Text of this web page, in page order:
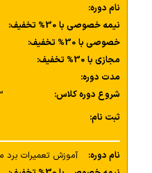
کار عملی و
کار با ابزارهای
تست برد تعمیر شده
آموزش تکنیک‌های حرفه‌ای
نام دوره:
نیمه خصوصی با 30% تخفیف:
خصوصی با 30% تخفیف:
مجازی با 30% تخفیف:
مدت دوره:
شروع دوره کلاس:
9-
ثبت نام:
نام دوره:
آموزش تعمیرات برد